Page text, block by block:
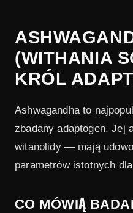
(WITHANIA
KRÓL
Ashwagandha to
zbadany adaptogen. Jej
witanolidy — mają
parametrów istotnych
CO MÓWIĄ